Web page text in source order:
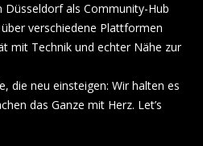
als Community-Hub
verschiedene Plattformen
mit Technik und echter Nähe zur
die neu einsteigen: Wir halten es
das Ganze mit Herz. Let’s